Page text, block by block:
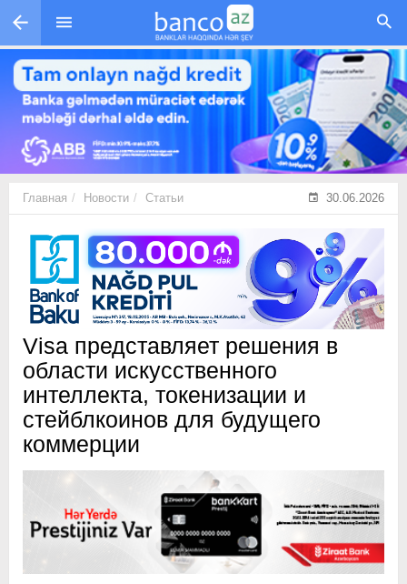
Перейти к основному содержанию
Главная Новости Статьи 30.06.2026
Visa представляет решения в
области искусственного
интеллекта, токенизации и
стейблкоинов для будущего
коммерции